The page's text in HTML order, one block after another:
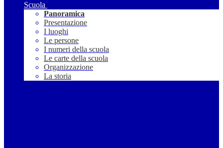
Scuola
Panoramica
Presentazione
I luoghi
Le persone
I numeri della scuola
Le carte della scuola
Organizzazione
La storia